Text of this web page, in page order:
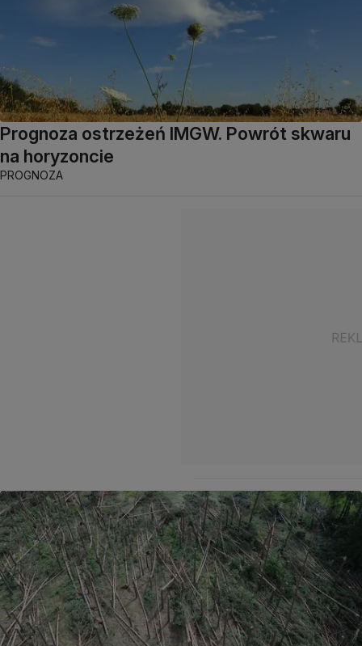
Prognoza ostrzeżeń IMGW. Powrót skwaru
na horyzoncie
PROGNOZA